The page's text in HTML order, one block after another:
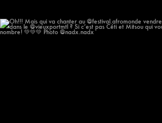
Oh!!! Mais qui va chanter au